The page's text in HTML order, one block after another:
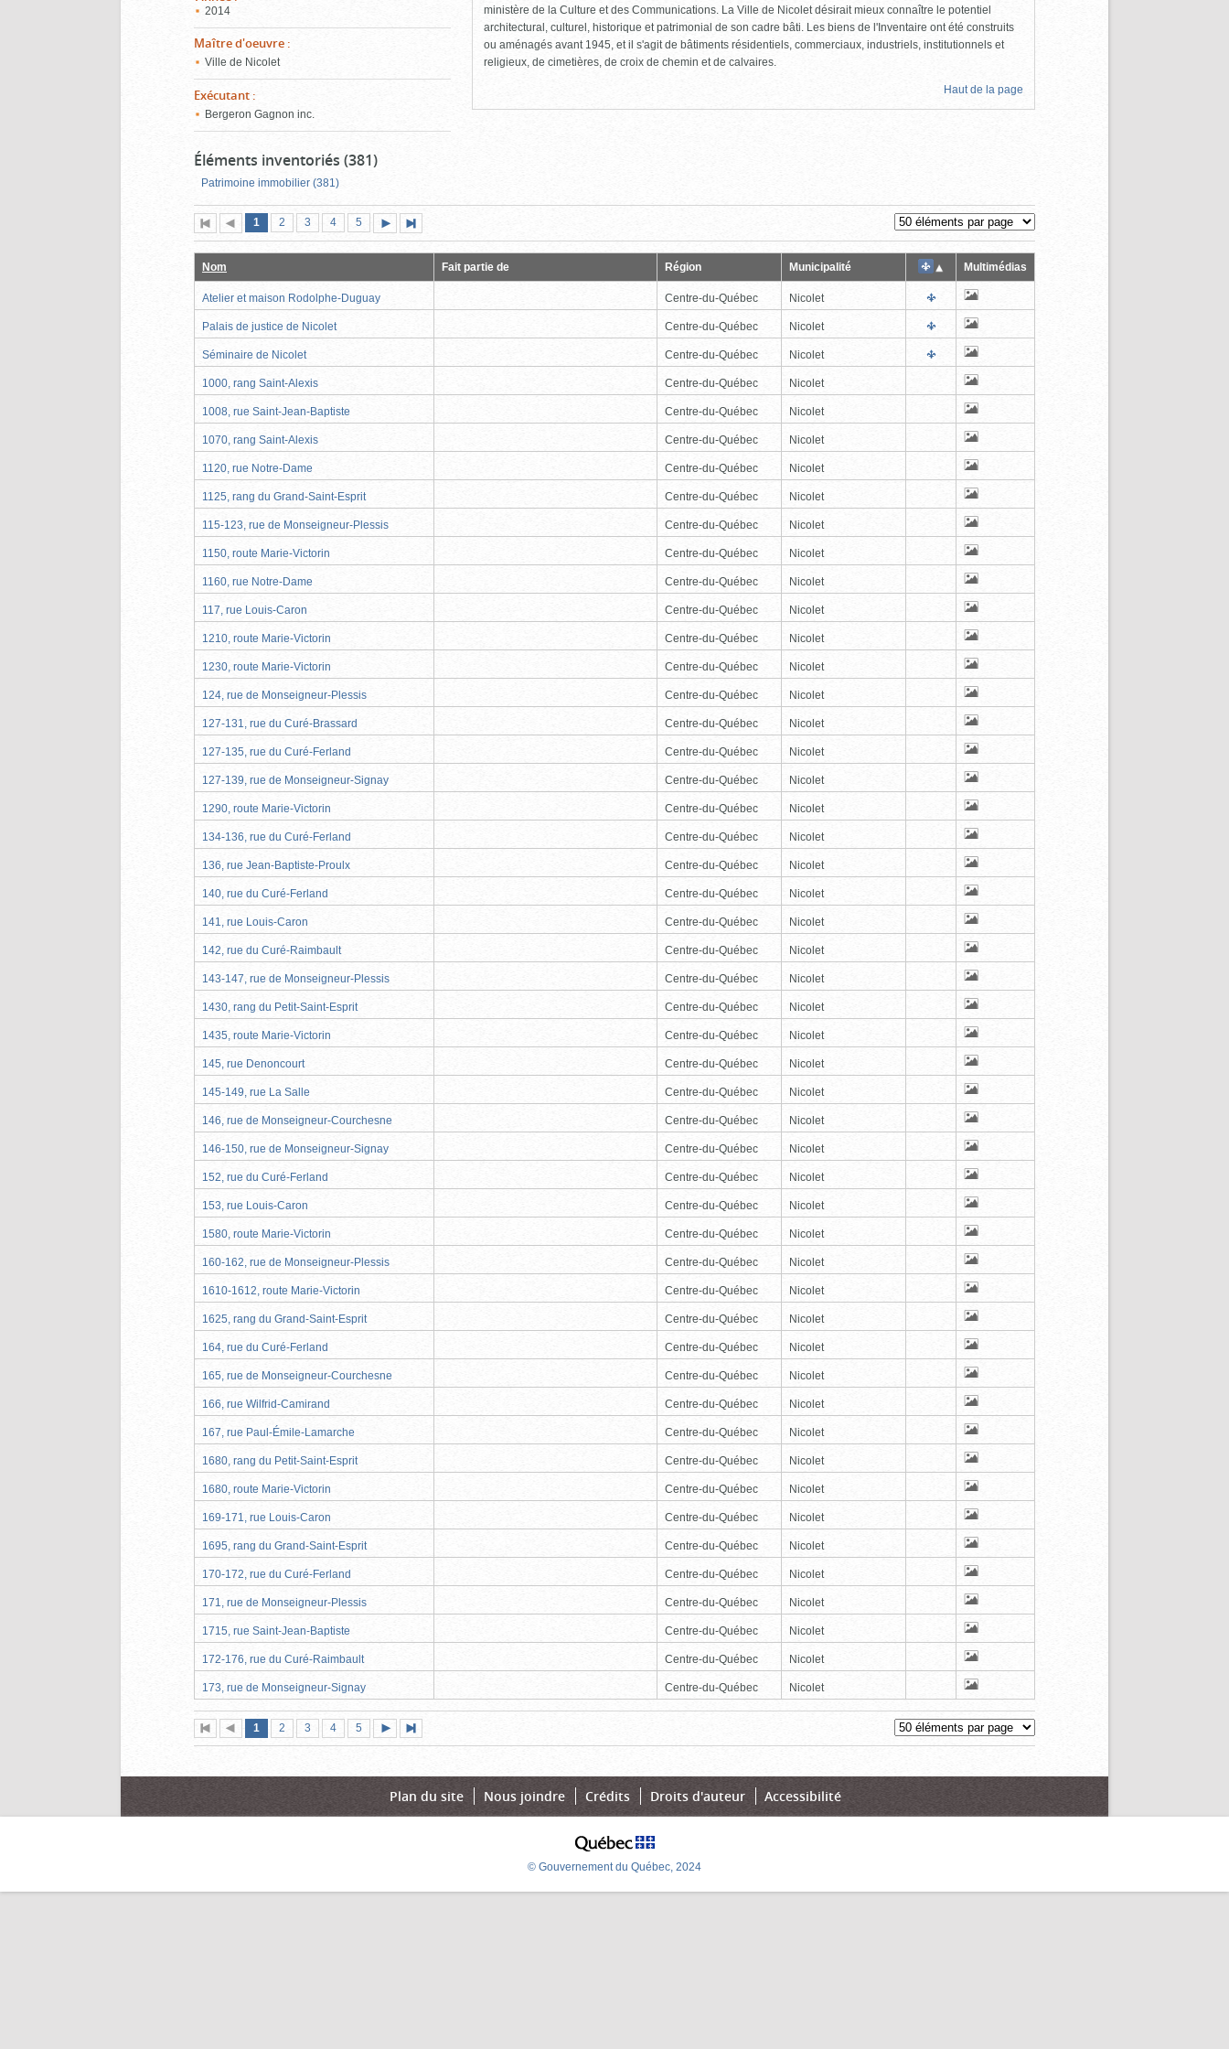
2014
Maître d'oeuvre :
Ville de Nicolet
Exécutant :
Bergeron Gagnon inc.
ministère de la Culture et des Communications. La Ville de Nicolet désirait mieux connaître le potentiel
architectural, culturel, historique et patrimonial de son cadre bâti. Les biens de l'Inventaire ont été construits
ou aménagés avant 1945, et il s'agit de bâtiments résidentiels, commerciaux, industriels, institutionnels et
religieux, de cimetières, de croix de chemin et de calvaires.
Haut de la page
Éléments inventoriés (381)
Patrimoine immobilier (381)
Première
page
Page
précédente
Page
1 (page
actuelle)
Page
2 Page
3 Page
4 Page
5
suivante
page
Nom Fait partie de Région Municipalité Multimédias
Atelier et maison Rodolphe-Duguay Centre-du-Québec Nicolet
Palais de justice de Nicolet Centre-du-Québec Nicolet
Séminaire de Nicolet Centre-du-Québec Nicolet
1000, rang Saint-Alexis Centre-du-Québec Nicolet
1008, rue Saint-Jean-Baptiste Centre-du-Québec Nicolet
1070, rang Saint-Alexis Centre-du-Québec Nicolet
1120, rue Notre-Dame Centre-du-Québec Nicolet
1125, rang du Grand-Saint-Esprit Centre-du-Québec Nicolet
115-123, rue de Monseigneur-Plessis Centre-du-Québec Nicolet
1150, route Marie-Victorin Centre-du-Québec Nicolet
1160, rue Notre-Dame Centre-du-Québec Nicolet
117, rue Louis-Caron Centre-du-Québec Nicolet
1210, route Marie-Victorin Centre-du-Québec Nicolet
1230, route Marie-Victorin Centre-du-Québec Nicolet
124, rue de Monseigneur-Plessis Centre-du-Québec Nicolet
127-131, rue du Curé-Brassard Centre-du-Québec Nicolet
127-135, rue du Curé-Ferland Centre-du-Québec Nicolet
127-139, rue de Monseigneur-Signay Centre-du-Québec Nicolet
1290, route Marie-Victorin Centre-du-Québec Nicolet
134-136, rue du Curé-Ferland Centre-du-Québec Nicolet
136, rue Jean-Baptiste-Proulx Centre-du-Québec Nicolet
140, rue du Curé-Ferland Centre-du-Québec Nicolet
141, rue Louis-Caron Centre-du-Québec Nicolet
142, rue du Curé-Raimbault Centre-du-Québec Nicolet
143-147, rue de Monseigneur-Plessis Centre-du-Québec Nicolet
1430, rang du Petit-Saint-Esprit Centre-du-Québec Nicolet
1435, route Marie-Victorin Centre-du-Québec Nicolet
145, rue Denoncourt Centre-du-Québec Nicolet
145-149, rue La Salle Centre-du-Québec Nicolet
146, rue de Monseigneur-Courchesne Centre-du-Québec Nicolet
146-150, rue de Monseigneur-Signay Centre-du-Québec Nicolet
152, rue du Curé-Ferland Centre-du-Québec Nicolet
153, rue Louis-Caron Centre-du-Québec Nicolet
1580, route Marie-Victorin Centre-du-Québec Nicolet
160-162, rue de Monseigneur-Plessis Centre-du-Québec Nicolet
1610-1612, route Marie-Victorin Centre-du-Québec Nicolet
1625, rang du Grand-Saint-Esprit Centre-du-Québec Nicolet
164, rue du Curé-Ferland Centre-du-Québec Nicolet
165, rue de Monseigneur-Courchesne Centre-du-Québec Nicolet
166, rue Wilfrid-Camirand Centre-du-Québec Nicolet
167, rue Paul-Émile-Lamarche Centre-du-Québec Nicolet
1680, rang du Petit-Saint-Esprit Centre-du-Québec Nicolet
1680, route Marie-Victorin Centre-du-Québec Nicolet
169-171, rue Louis-Caron Centre-du-Québec Nicolet
1695, rang du Grand-Saint-Esprit Centre-du-Québec Nicolet
170-172, rue du Curé-Ferland Centre-du-Québec Nicolet
171, rue de Monseigneur-Plessis Centre-du-Québec Nicolet
1715, rue Saint-Jean-Baptiste Centre-du-Québec Nicolet
172-176, rue du Curé-Raimbault Centre-du-Québec Nicolet
173, rue de Monseigneur-Signay Centre-du-Québec Nicolet
Première
page
Page
précédente
Page
1 (page
actuelle)
Page
2 Page
3 Page
4 Page
5
suivante
page
Plan du site Nous joindre Crédits Droits d'auteur Accessibilité
© Gouvernement du Québec, 2024